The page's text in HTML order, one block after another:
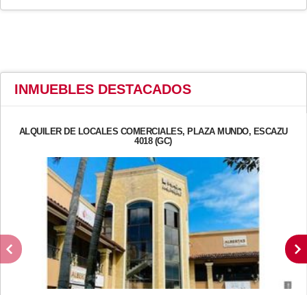
INMUEBLES DESTACADOS
ALQUILER DE LOCALES COMERCIALES, PLAZA MUNDO, ESCAZU
4018 (GC)